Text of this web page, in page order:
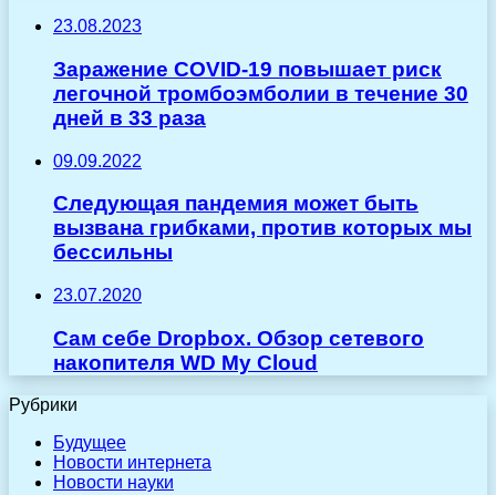
23.08.2023
Заражение COVID-19 повышает риск
легочной тромбоэмболии в течение 30
дней в 33 раза
09.09.2022
Следующая пандемия может быть
вызвана грибками, против которых мы
бессильны
23.07.2020
Сам себе Dropbox. Обзор сетевого
накопителя WD My Cloud
Рубрики
Будущее
Новости интернета
Новости науки